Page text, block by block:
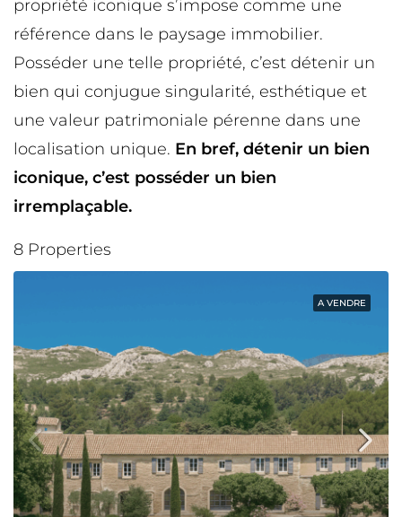
propriété iconique s’impose comme une
référence dans le paysage immobilier.
Posséder une telle propriété, c’est détenir un
bien qui conjugue singularité, esthétique et
une valeur patrimoniale pérenne dans une
localisation unique. En bref, détenir un bien
iconique, c’est posséder un bien
irremplaçable.
8 Properties
A VENDRE